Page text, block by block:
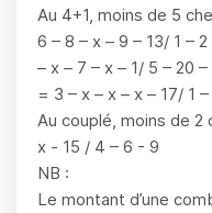
Au 4+1, moins de 5
6 – 8 – x – 9 – 13/ 1 –
– x – 7 – x – 1/ 5 – 20
= 3 – x – x – x – 17/ 1
Au couplé, moins de 2
x - 15 / 4 – 6 - 9
NB :
Le montant d’une